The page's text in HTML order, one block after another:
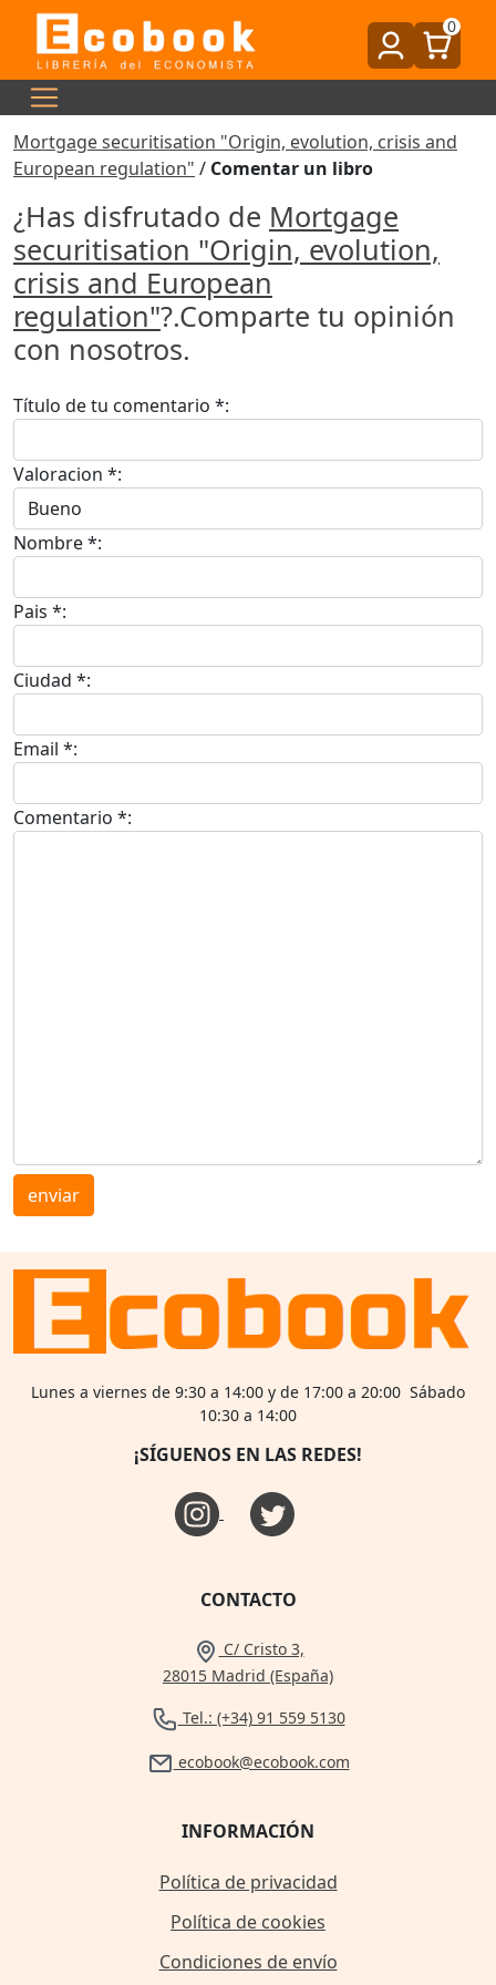
0
Mortgage securitisation "Origin, evolution, crisis and
European regulation" / Comentar un libro
¿Has disfrutado de Mortgage
securitisation "Origin, evolution,
crisis and European
regulation"?.Comparte tu opinión
con nosotros.
Título de tu comentario *:
Valoracion *:
Nombre *:
Pais *:
Ciudad *:
Email *:
Comentario *:
enviar
Lunes a viernes de 9:30 a 14:00 y de 17:00 a 20:00 Sábado
10:30 a 14:00
¡SÍGUENOS EN LAS REDES!
CONTACTO
C/ Cristo 3,
28015 Madrid (España)
Tel.: (+34) 91 559 5130
ecobook@ecobook.com
INFORMACIÓN
Política de privacidad
Política de cookies
Condiciones de envío